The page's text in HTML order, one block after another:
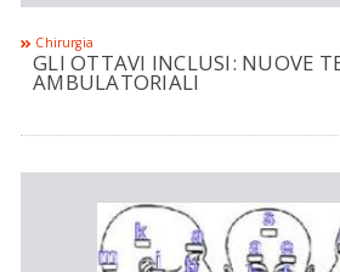
Chirurgia
GLI OTTAVI INCLUSI: NUOVE
AMBULATORIALI